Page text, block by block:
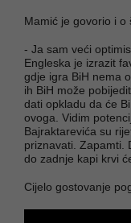
Mamić je govorio i o
- Ja sam veći
Engleska je izrazit
gdje igra BiH nema
ih BiH može
dati opkladu da će
ovoga. Vidim
Bajraktarevića su
priznavati. Zapamti.
do zadnje kapi krvi
Cijelo gostovanje